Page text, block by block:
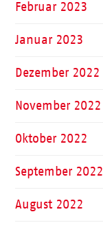
Februar 2023
Januar 2023
Dezember 2022
November 2022
Oktober 2022
September 2022
August 2022